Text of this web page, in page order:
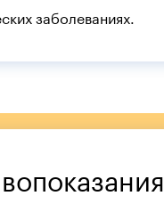
заболеваниях.